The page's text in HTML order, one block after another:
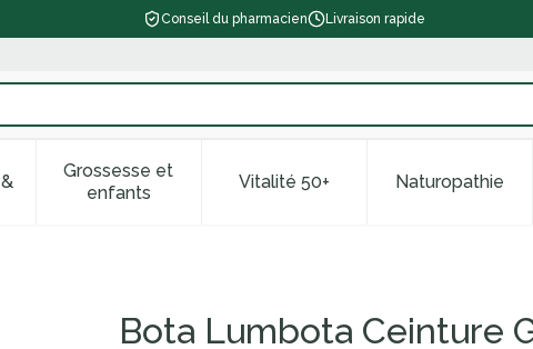
Conseil du pharmacien Livraison rapide
la catégorie Beauté, soins et hygiène
le sous-menu pour la catégorie Régime, alimentation &
Grossesse et
enfantsAfficher le sous-menu pour la catégorie
Vitalité 50+Afficher le sous-menu pour la
Naturopathie
Afficher
Blanc Xl
Bota Lumbota Ceinture